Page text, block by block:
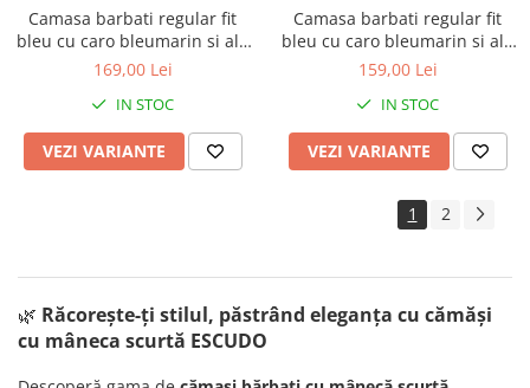
Camasa barbati regular fit
bleu cu caro bleumarin si alb
cu maneca scurta - 2XL-3XL
169,00 Lei
IN STOC
VEZI VARIANTE
Camasa barbati regular fit
bleu cu caro bleumarin si alb
cu maneca scurta
159,00 Lei
IN STOC
VEZI VARIANTE
1 2
🌿 Răcorește-ți stilul, păstrând eleganța cu cămăși
cu mâneca scurtă ESCUDO